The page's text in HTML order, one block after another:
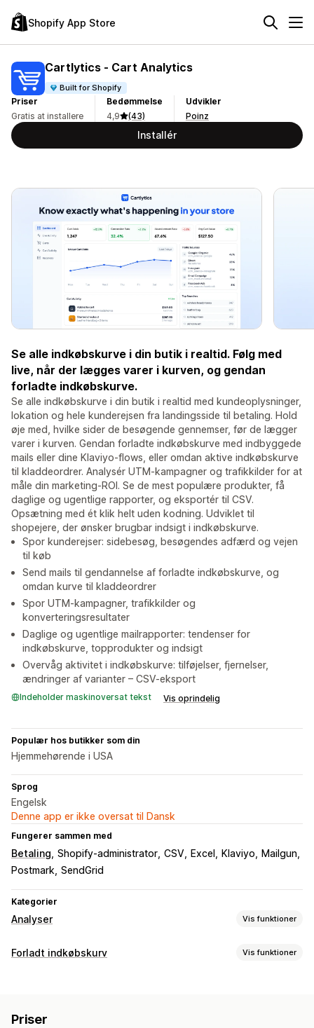
Shopify App Store
Cartlytics ‑ Cart Analytics
Built for Shopify
Priser
Gratis at installere
Bedømmelse
4,9
(43)
Udvikler
Poinz
Installér
Se alle indkøbskurve i din butik i realtid. Følg med
live, når der lægges varer i kurven, og gendan
forladte indkøbskurve.
Se alle indkøbskurve i din butik i realtid med kundeoplysninger,
lokation og hele kunderejsen fra landingsside til betaling. Hold
øje med, hvilke sider de besøgende gennemser, før de lægger
varer i kurven. Gendan forladte indkøbskurve med indbyggede
mails eller dine Klaviyo-flows, eller omdan aktive indkøbskurve
til kladdeordrer. Analysér UTM-kampagner og trafikkilder for at
måle din marketing-ROI. Se de mest populære produkter, få
daglige og ugentlige rapporter, og eksportér til CSV.
Opsætning med ét klik helt uden kodning. Udviklet til
shopejere, der ønsker brugbar indsigt i indkøbskurve.
Spor kunderejser: sidebesøg, besøgendes adfærd og vejen
til køb
Send mails til gendannelse af forladte indkøbskurve, og
omdan kurve til kladdeordrer
Spor UTM-kampagner, trafikkilder og
konverteringsresultater
Daglige og ugentlige mailrapporter: tendenser for
indkøbskurve, topprodukter og indsigt
Overvåg aktivitet i indkøbskurve: tilføjelser, fjernelser,
ændringer af varianter – CSV-eksport
Indeholder maskinoversat tekst Vis oprindelig
Populær hos butikker som din
Hjemmehørende i USA
Sprog
Engelsk
Denne app er ikke oversat til Dansk
Fungerer sammen med
Betaling Shopify-administrator CSV Excel Klaviyo
Mailgun
Postmark SendGrid
Kategorier
Analyser Vis funktioner
Kundeadfærd
Markedsføring og salg
Forladt indkøbskurv Vis funktioner
Priser